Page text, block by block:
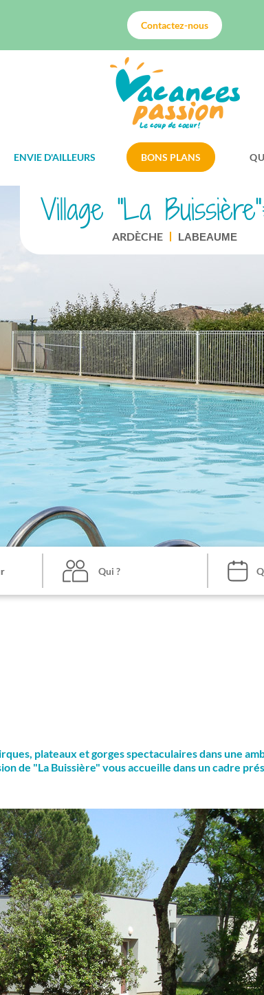
Contactez-nous
ENVIE D'AILLEURS BONS PLANS
Village "La
ARDÈCHE LABEAUME
Qui ?
plateaux et gorges spectaculaires dans une
de "La Buissière" vous accueille dans un cadre